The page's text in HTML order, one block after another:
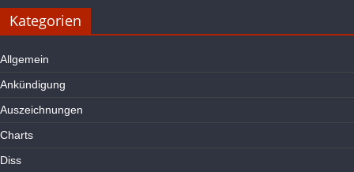
Kategorien
Allgemein
Ankündigung
Auszeichnungen
Charts
Diss